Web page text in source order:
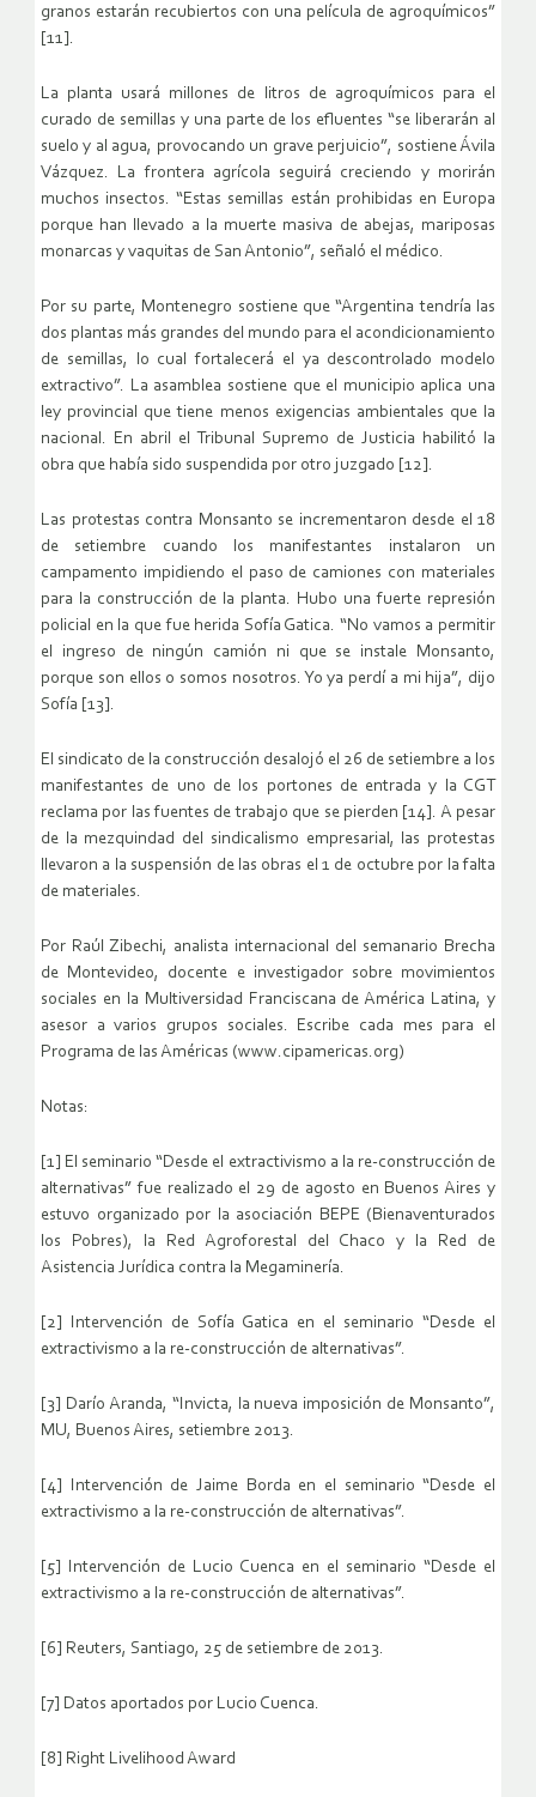
granos estarán recubiertos con una película de agroquímicos”
[11].
La planta usará millones de litros de agroquímicos para el
curado de semillas y una parte de los efluentes “se liberarán al
suelo y al agua, provocando un grave perjuicio”, sostiene Ávila
Vázquez. La frontera agrícola seguirá creciendo y morirán
muchos insectos. “Estas semillas están prohibidas en Europa
porque han llevado a la muerte masiva de abejas, mariposas
monarcas y vaquitas de San Antonio”, señaló el médico.
Por su parte, Montenegro sostiene que “Argentina tendría las
dos plantas más grandes del mundo para el acondicionamiento
de semillas, lo cual fortalecerá el ya descontrolado modelo
extractivo”. La asamblea sostiene que el municipio aplica una
ley provincial que tiene menos exigencias ambientales que la
nacional. En abril el Tribunal Supremo de Justicia habilitó la
obra que había sido suspendida por otro juzgado [12].
Las protestas contra Monsanto se incrementaron desde el 18
de setiembre cuando los manifestantes instalaron un
campamento impidiendo el paso de camiones con materiales
para la construcción de la planta. Hubo una fuerte represión
policial en la que fue herida Sofía Gatica. “No vamos a permitir
el ingreso de ningún camión ni que se instale Monsanto,
porque son ellos o somos nosotros. Yo ya perdí a mi hija”, dijo
Sofía [13].
El sindicato de la construcción desalojó el 26 de setiembre a los
manifestantes de uno de los portones de entrada y la CGT
reclama por las fuentes de trabajo que se pierden [14]. A pesar
de la mezquindad del sindicalismo empresarial, las protestas
llevaron a la suspensión de las obras el 1 de octubre por la falta
de materiales.
Por Raúl Zibechi, analista internacional del semanario Brecha
de Montevideo, docente e investigador sobre movimientos
sociales en la Multiversidad Franciscana de América Latina, y
asesor a varios grupos sociales. Escribe cada mes para el
Programa de las Américas (www.cipamericas.org)
Notas:
[1] El seminario “Desde el extractivismo a la re-construcción de
alternativas” fue realizado el 29 de agosto en Buenos Aires y
estuvo organizado por la asociación BEPE (Bienaventurados
los Pobres), la Red Agroforestal del Chaco y la Red de
Asistencia Jurídica contra la Megaminería.
[2] Intervención de Sofía Gatica en el seminario “Desde el
extractivismo a la re-construcción de alternativas”.
[3] Darío Aranda, “Invicta, la nueva imposición de Monsanto”,
MU, Buenos Aires, setiembre 2013.
[4] Intervención de Jaime Borda en el seminario “Desde el
extractivismo a la re-construcción de alternativas”.
[5] Intervención de Lucio Cuenca en el seminario “Desde el
extractivismo a la re-construcción de alternativas”.
[6] Reuters, Santiago, 25 de setiembre de 2013.
[7] Datos aportados por Lucio Cuenca.
[8] Right Livelihood Award